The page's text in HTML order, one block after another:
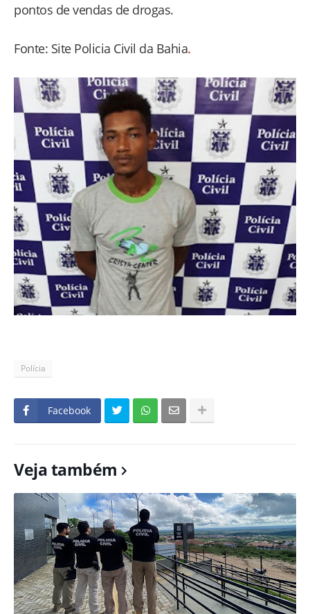
pontos de vendas de drogas.
Fonte: Site Policia Civil da Bahia.
Polícia
Facebook
Veja também